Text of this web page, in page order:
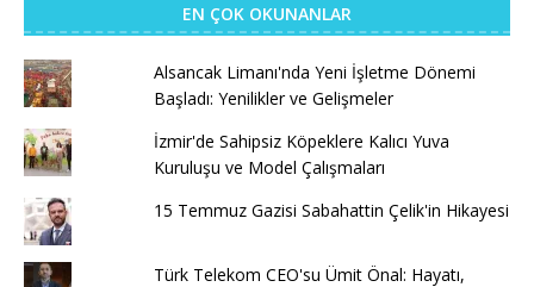
EN ÇOK OKUNANLAR
Alsancak Limanı'nda Yeni İşletme Dönemi
Başladı: Yenilikler ve Gelişmeler
İzmir'de Sahipsiz Köpeklere Kalıcı Yuva
Kuruluşu ve Model Çalışmaları
15 Temmuz Gazisi Sabahattin Çelik'in Hikayesi
Türk Telekom CEO'su Ümit Önal: Hayatı,